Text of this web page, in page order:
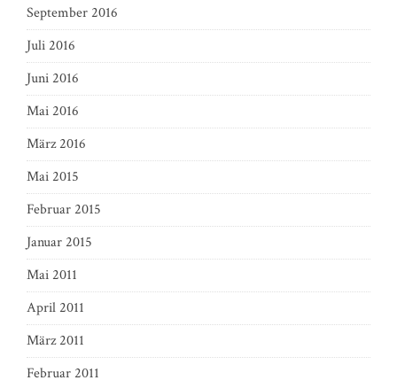
September 2016
Juli 2016
Juni 2016
Mai 2016
März 2016
Mai 2015
Februar 2015
Januar 2015
Mai 2011
April 2011
März 2011
Februar 2011